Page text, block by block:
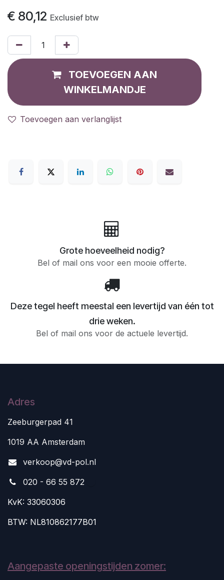
€ 80,12 Exclusief btw
TOEVOEGEN AAN
WINKELMANDJE
Toevoegen aan verlanglijst
Grote hoeveelheid nodig?
Bel of mail ons voor een mooie offerte.
Deze tegel heeft meestal een levertijd van één tot
drie weken.
Bel of mail ons voor de actuele levertijd.
Adres
Zeeburgerpad 41
1019 AA Amsterdam
verkoop@vd-pol.nl
020 - 66 55 872
KvK: 33060306
BTW: NL810862177B01
Aangepaste openingstijden zomer: